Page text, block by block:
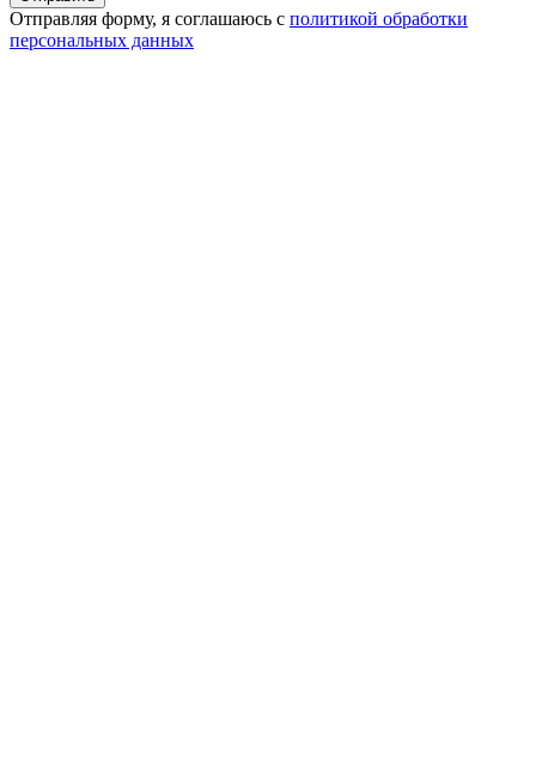
Отправляя форму, я соглашаюсь с политикой обработки
персональных данных